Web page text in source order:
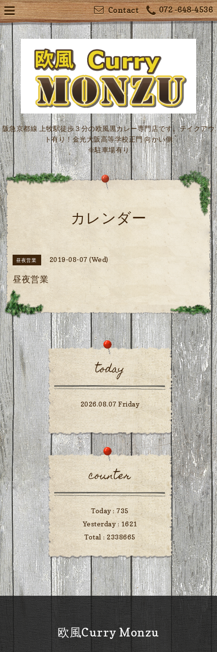
072 -648-4536
Contact
阪急京都線 上牧駅徒歩３分の欧風黒カレー専門店です。テイクアウ
ト有り！金光大阪高等学校正門 向かい側
※駐車場有り
カレンダー
昼夜営業 2019-08-07 (Wed)
昼夜営業
today
2026.08.07 Friday
counter
Today :735
Yesterday : 1621
Total : 2338665
欧風Curry Monzu